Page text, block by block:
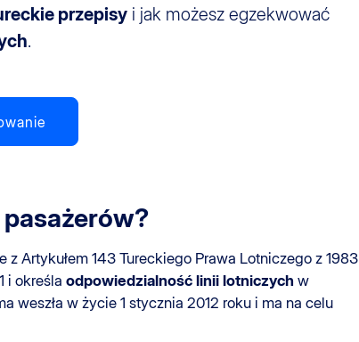
przepisy i jak możesz egzekwować
.
Artykułem 143 Tureckiego Prawa Lotniczego z 1983
i określa odpowiedzialność linii lotniczych w
weszła w życie 1 stycznia 2012 roku i ma na celu